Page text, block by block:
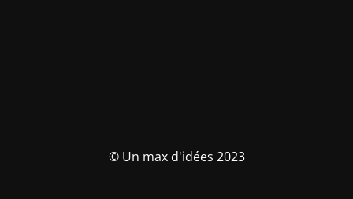
© Un max d'idées 2023